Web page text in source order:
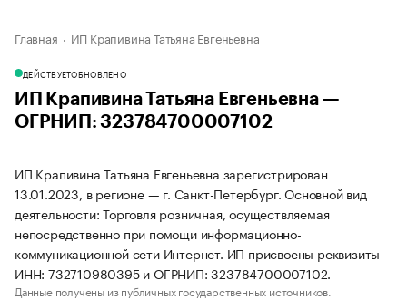
Главная ИП Крапивина Татьяна Евгеньевна
ДЕЙСТВУЕТОБНОВЛЕНО
ИП Крапивина Татьяна Евгеньевна —
ОГРНИП: 323784700007102
ИП Крапивина Татьяна Евгеньевна зарегистрирован
13.01.2023, в регионе — г. Санкт-Петербург. Основной вид
деятельности: Торговля розничная, осуществляемая
непосредственно при помощи информационно-
коммуникационной сети Интернет. ИП присвоены реквизиты
ИНН: 732710980395 и ОГРНИП: 323784700007102.
Данные получены из публичных государственных источников.